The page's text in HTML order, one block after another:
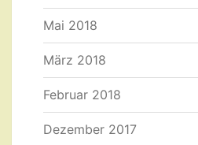
Mai 2018
März 2018
Februar 2018
Dezember 2017